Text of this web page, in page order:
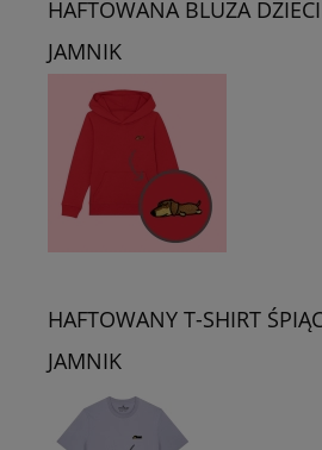
HAFTOWANA BLUZA
JAMNIK
HAFTOWANY T-SHIRT
JAMNIK